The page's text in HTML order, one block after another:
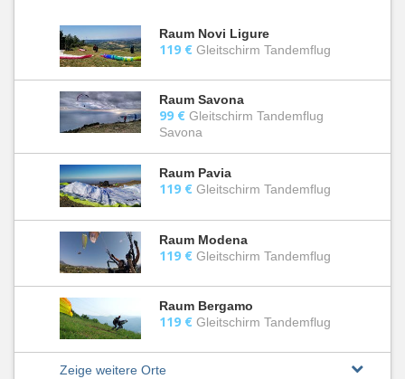
Raum Novi Ligure
119 € Gleitschirm Tandemflug
Raum Savona
99 € Gleitschirm Tandemflug
Savona
Raum Pavia
119 € Gleitschirm Tandemflug
Raum Modena
119 € Gleitschirm Tandemflug
Raum Bergamo
119 € Gleitschirm Tandemflug
Zeige weitere Orte